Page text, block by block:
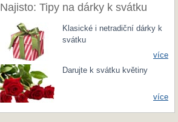
Najisto: Tipy na dárky k svátku
Klasické i netradiční dárky k
svátku
více
Darujte k svátku květiny
více